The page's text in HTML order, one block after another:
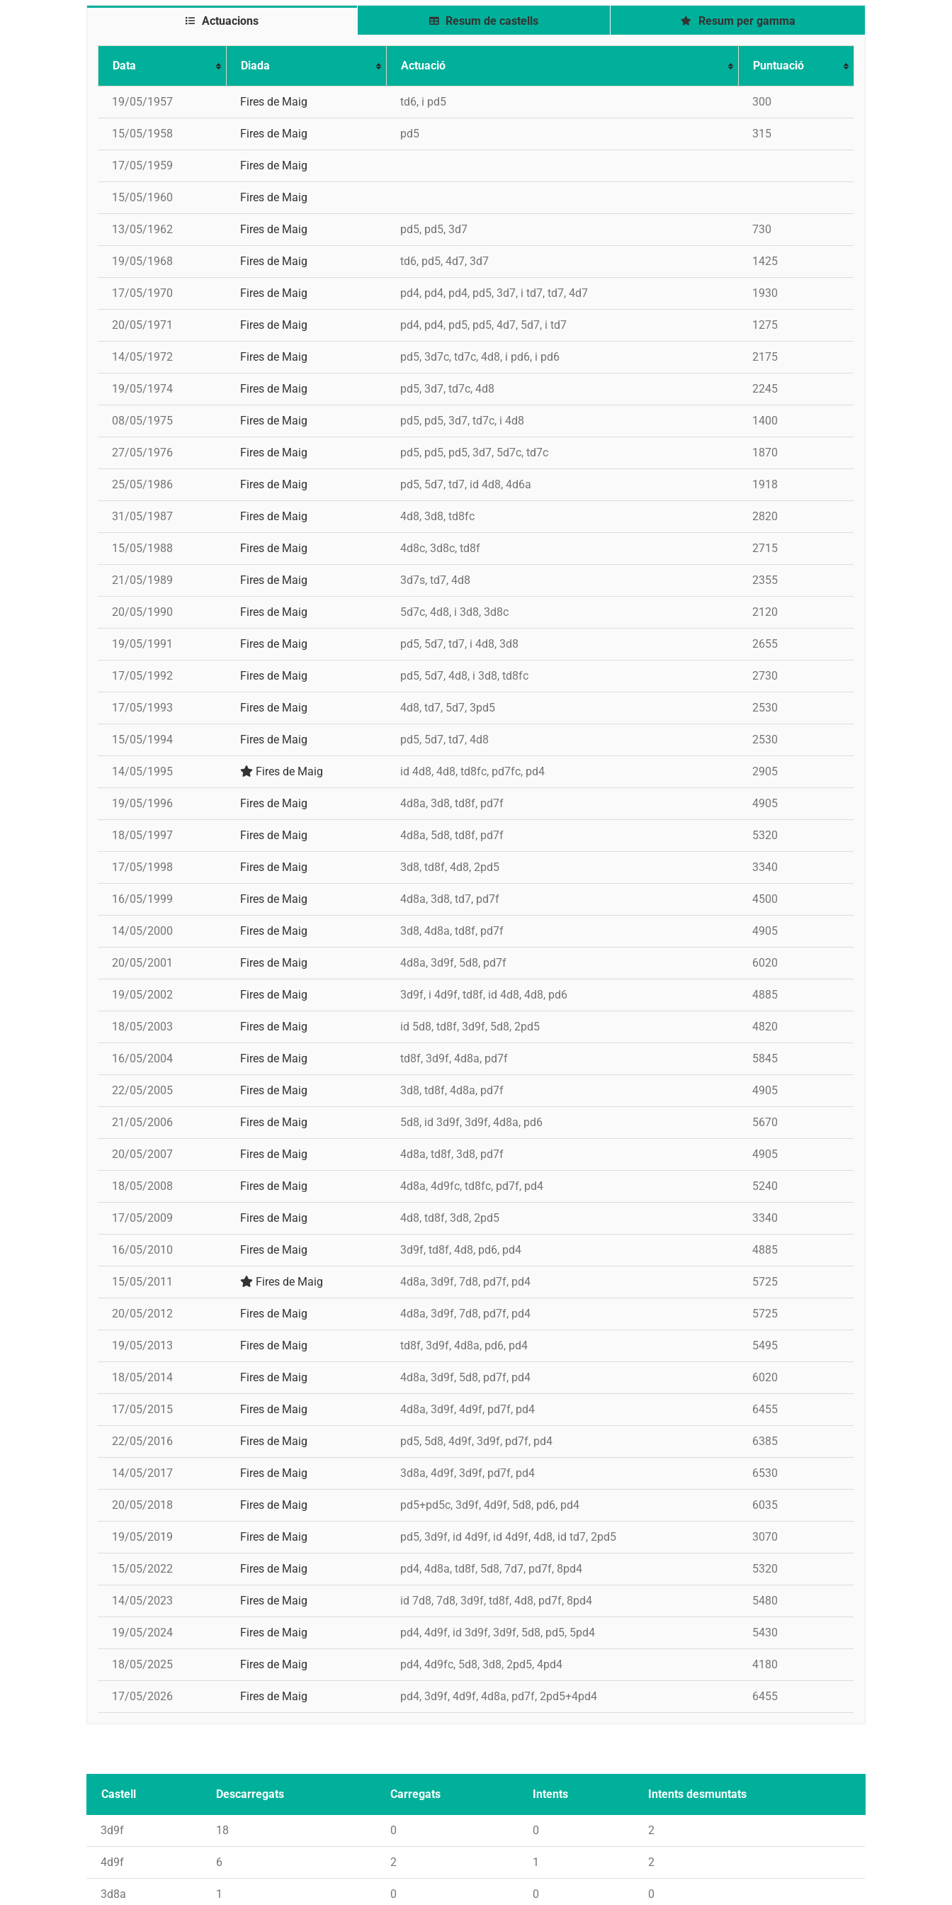
Actuacions Resum de castells Resum per gamma
Data Diada Actuació Puntuació
19/05/1957 Fires de Maig td6, i pd5 300
15/05/1958 Fires de Maig pd5 315
17/05/1959 Fires de Maig
15/05/1960 Fires de Maig
13/05/1962 Fires de Maig pd5, pd5, 3d7 730
19/05/1968 Fires de Maig td6, pd5, 4d7, 3d7 1425
17/05/1970 Fires de Maig pd4, pd4, pd4, pd5, 3d7, i td7, td7, 4d7 1930
20/05/1971 Fires de Maig pd4, pd4, pd5, pd5, 4d7, 5d7, i td7 1275
14/05/1972 Fires de Maig pd5, 3d7c, td7c, 4d8, i pd6, i pd6 2175
19/05/1974 Fires de Maig pd5, 3d7, td7c, 4d8 2245
08/05/1975 Fires de Maig pd5, pd5, 3d7, td7c, i 4d8 1400
27/05/1976 Fires de Maig pd5, pd5, pd5, 3d7, 5d7c, td7c 1870
25/05/1986 Fires de Maig pd5, 5d7, td7, id 4d8, 4d6a 1918
31/05/1987 Fires de Maig 4d8, 3d8, td8fc 2820
15/05/1988 Fires de Maig 4d8c, 3d8c, td8f 2715
21/05/1989 Fires de Maig 3d7s, td7, 4d8 2355
20/05/1990 Fires de Maig 5d7c, 4d8, i 3d8, 3d8c 2120
19/05/1991 Fires de Maig pd5, 5d7, td7, i 4d8, 3d8 2655
17/05/1992 Fires de Maig pd5, 5d7, 4d8, i 3d8, td8fc 2730
17/05/1993 Fires de Maig 4d8, td7, 5d7, 3pd5 2530
15/05/1994 Fires de Maig pd5, 5d7, td7, 4d8 2530
14/05/1995 Fires de Maig id 4d8, 4d8, td8fc, pd7fc, pd4 2905
19/05/1996 Fires de Maig 4d8a, 3d8, td8f, pd7f 4905
18/05/1997 Fires de Maig 4d8a, 5d8, td8f, pd7f 5320
17/05/1998 Fires de Maig 3d8, td8f, 4d8, 2pd5 3340
16/05/1999 Fires de Maig 4d8a, 3d8, td7, pd7f 4500
14/05/2000 Fires de Maig 3d8, 4d8a, td8f, pd7f 4905
20/05/2001 Fires de Maig 4d8a, 3d9f, 5d8, pd7f 6020
19/05/2002 Fires de Maig 3d9f, i 4d9f, td8f, id 4d8, 4d8, pd6 4885
18/05/2003 Fires de Maig id 5d8, td8f, 3d9f, 5d8, 2pd5 4820
16/05/2004 Fires de Maig td8f, 3d9f, 4d8a, pd7f 5845
22/05/2005 Fires de Maig 3d8, td8f, 4d8a, pd7f 4905
21/05/2006 Fires de Maig 5d8, id 3d9f, 3d9f, 4d8a, pd6 5670
20/05/2007 Fires de Maig 4d8a, td8f, 3d8, pd7f 4905
18/05/2008 Fires de Maig 4d8a, 4d9fc, td8fc, pd7f, pd4 5240
17/05/2009 Fires de Maig 4d8, td8f, 3d8, 2pd5 3340
16/05/2010 Fires de Maig 3d9f, td8f, 4d8, pd6, pd4 4885
15/05/2011 Fires de Maig 4d8a, 3d9f, 7d8, pd7f, pd4 5725
20/05/2012 Fires de Maig 4d8a, 3d9f, 7d8, pd7f, pd4 5725
19/05/2013 Fires de Maig td8f, 3d9f, 4d8a, pd6, pd4 5495
18/05/2014 Fires de Maig 4d8a, 3d9f, 5d8, pd7f, pd4 6020
17/05/2015 Fires de Maig 4d8a, 3d9f, 4d9f, pd7f, pd4 6455
22/05/2016 Fires de Maig pd5, 5d8, 4d9f, 3d9f, pd7f, pd4 6385
14/05/2017 Fires de Maig 3d8a, 4d9f, 3d9f, pd7f, pd4 6530
20/05/2018 Fires de Maig pd5+pd5c, 3d9f, 4d9f, 5d8, pd6, pd4 6035
19/05/2019 Fires de Maig pd5, 3d9f, id 4d9f, id 4d9f, 4d8, id td7, 2pd5 3070
15/05/2022 Fires de Maig pd4, 4d8a, td8f, 5d8, 7d7, pd7f, 8pd4 5320
14/05/2023 Fires de Maig id 7d8, 7d8, 3d9f, td8f, 4d8, pd7f, 8pd4 5480
19/05/2024 Fires de Maig pd4, 4d9f, id 3d9f, 3d9f, 5d8, pd5, 5pd4 5430
18/05/2025 Fires de Maig pd4, 4d9fc, 5d8, 3d8, 2pd5, 4pd4 4180
17/05/2026 Fires de Maig pd4, 3d9f, 4d9f, 4d8a, pd7f, 2pd5+4pd4 6455
Castell Descarregats Carregats Intents Intents desmuntats
3d9f 18 0 0 2
4d9f 6 2 1 2
3d8a 1 0 0 0